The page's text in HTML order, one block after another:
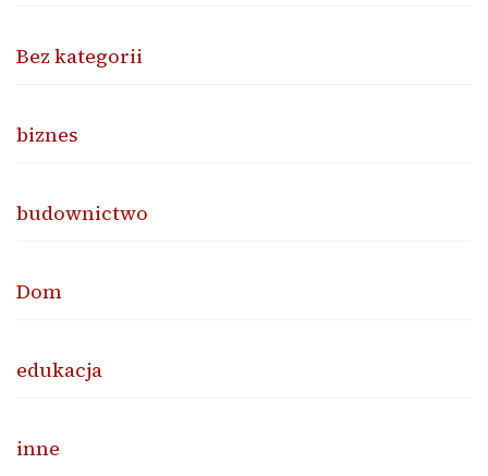
Bez kategorii
biznes
budownictwo
Dom
edukacja
inne